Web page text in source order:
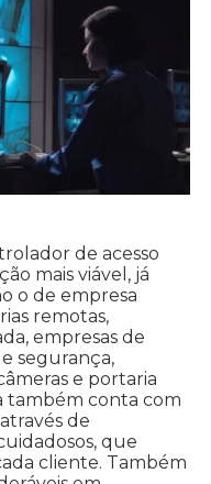
de acesso
mais viável, já
o de empresa
remotas,
empresas de
segurança,
e portaria
também conta com
de
que
cliente. Também